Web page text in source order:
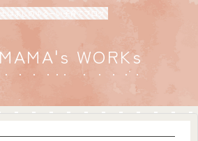
はまじのゆるーい子育てブログ
WORKs